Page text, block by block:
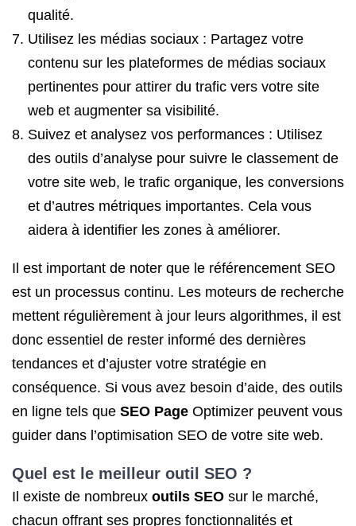
qualité.
Utilisez les médias sociaux : Partagez votre
contenu sur les plateformes de médias sociaux
pertinentes pour attirer du trafic vers votre site
web et augmenter sa visibilité.
Suivez et analysez vos performances : Utilisez
des outils d’analyse pour suivre le classement de
votre site web, le trafic organique, les conversions
et d’autres métriques importantes. Cela vous
aidera à identifier les zones à améliorer.
Il est important de noter que le référencement SEO
est un processus continu. Les moteurs de recherche
mettent régulièrement à jour leurs algorithmes, il est
donc essentiel de rester informé des dernières
tendances et d’ajuster votre stratégie en
conséquence. Si vous avez besoin d’aide, des outils
en ligne tels que SEO Page Optimizer peuvent vous
guider dans l’optimisation SEO de votre site web.
Quel est le meilleur outil SEO ?
Il existe de nombreux outils SEO sur le marché,
chacun offrant ses propres fonctionnalités et